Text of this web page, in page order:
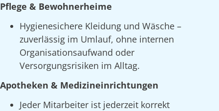
Pflege & Bewohnerheime
Hygienesichere Kleidung und Wäsche –
zuverlässig im Umlauf, ohne internen
Organisationsaufwand oder
Versorgungsrisiken im Alltag.
Apotheken & Medizineinrichtungen
Jeder Mitarbeiter ist jederzeit korrekt